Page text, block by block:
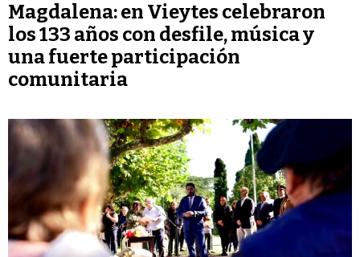
Magdalena: en Vieytes celebraron
los 133 años con desfile, música y
una fuerte participación
comunitaria